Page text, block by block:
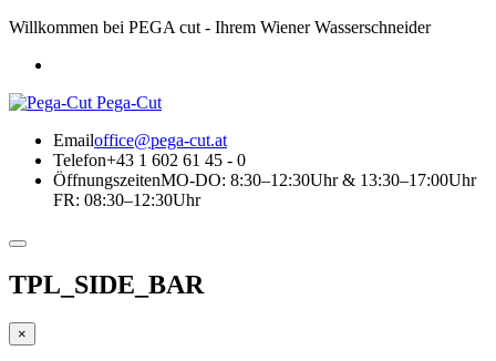
Willkommen bei PEGA cut - Ihrem Wiener Wasserschneider
Pega-Cut
Emailoffice@pega-cut.at
Telefon+43 1 602 61 45 - 0
ÖffnungszeitenMO-DO: 8:30–12:30Uhr & 13:30–17:00Uhr
FR: 08:30–12:30Uhr
TPL_SIDE_BAR
×